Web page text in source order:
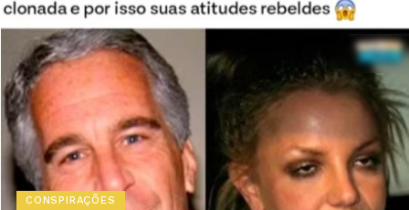
CONSPIRAÇÕES